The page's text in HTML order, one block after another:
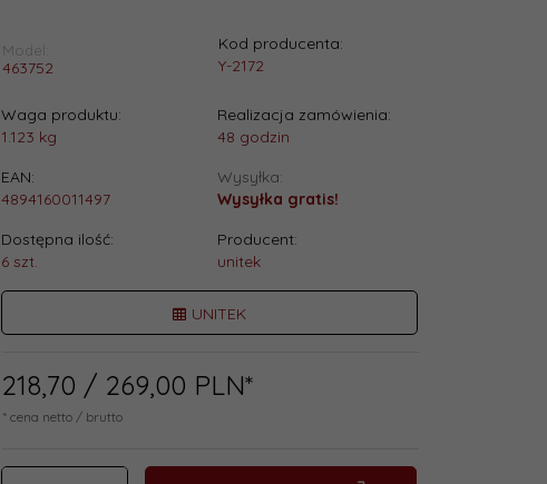
Model:
463752
Kod producenta:
Y-2172
Waga produktu:
1.123 kg
Realizacja zamówienia:
48 godzin
EAN:
4894160011497
Wysyłka:
Wysyłka gratis!
Dostępna ilość:
6 szt.
Producent:
unitek
UNITEK
218,70 / 269,00 PLN*
* cena netto / brutto